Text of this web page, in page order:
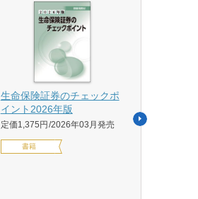
生命保険証券のチェックポ
イント2026年版
定価1,375円 2026年03月発売
書籍